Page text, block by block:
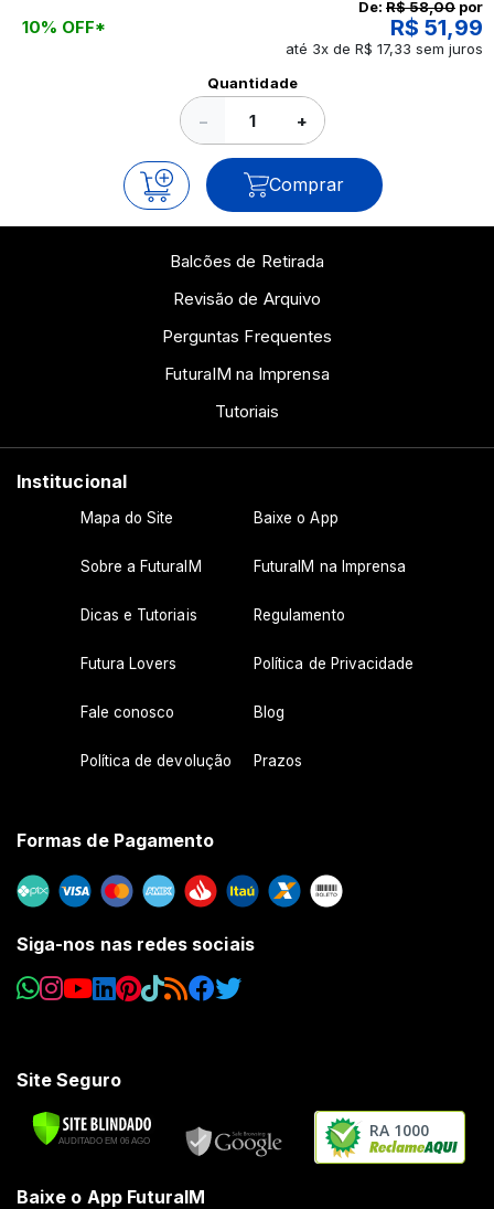
10% OFF*
De: R$ 58,00 por
R$ 51,99
até 3x de R$ 17,33 sem juros
Quantidade
− +
Comprar
Balcões de Retirada
Revisão de Arquivo
Perguntas Frequentes
FuturaIM na Imprensa
Tutoriais
Institucional
Mapa do Site Baixe o App
Sobre a FuturaIM FuturaIM na Imprensa
Dicas e Tutoriais Regulamento
Futura Lovers Política de Privacidade
Fale conosco Blog
Política de devolução Prazos
Formas de Pagamento
Siga-nos nas redes sociais
Site Seguro
RA 1000
Baixe o App FuturaIM